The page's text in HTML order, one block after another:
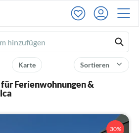
Sortieren
Karte
Ferienwohnungen &
30%